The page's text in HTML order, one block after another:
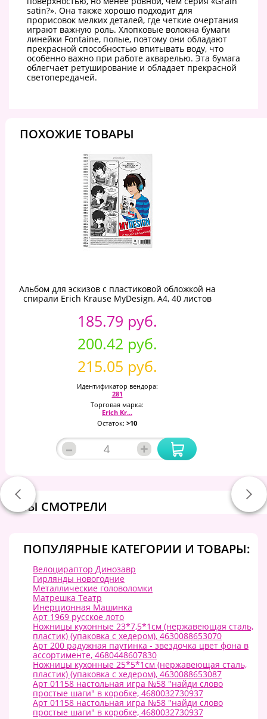
satin?». Она также хорошо подходит для
прорисовок мелких деталей, где четкие очертания
играют важную роль. Хлопковые волокна бумаги
линейки Fontaine, полые, поэтому они обладают
прекрасной способностью впитывать воду, что
особенно важно при работе акварелью. Эта бумага
облегчает ретуширование и обладает прекрасной
светопередачей.
ПОХОЖИЕ ТОВАРЫ
Альбом для эскизов с пластиковой обложкой на
спирали Erich Krause MyDesign, А4, 40 листов
185.79 руб.
200.42 руб.
215.05 руб.
Идентификатор вендора:
281
Торговая марка:
Erich Kr...
Остаток: >10
– +
ВЫ СМОТРЕЛИ
ПОПУЛЯРНЫЕ КАТЕГОРИИ И ТОВАРЫ:
Велоцираптор Динозавр
Гирлянды новогодние
Металлические головоломки
Матрешка Театр
Инерционная Машинка
Арт 1969 русское лото
Ножницы кухонные 23*7,5*1см (нержавеющая сталь,
пластик) (упаковка с хедером), 4630088653070
Арт 200 радужная паутинка - звездочка цвет фона в
ассортименте, 4680448607830
Ножницы кухонные 25*5*1см (нержавеющая сталь,
пластик) (упаковка с хедером), 4630088653087
Арт 01158 настольная игра №58 "найди слово
простые шаги" в коробке, 4680032730937
Арт 01158 настольная игра №58 "найди слово
простые шаги" в коробке, 4680032730937